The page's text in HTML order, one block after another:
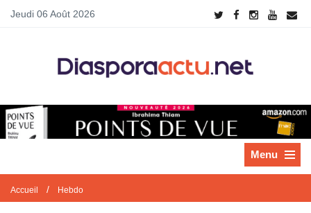
Jeudi 06 Août 2026
Menu
Accueil / Hebdo